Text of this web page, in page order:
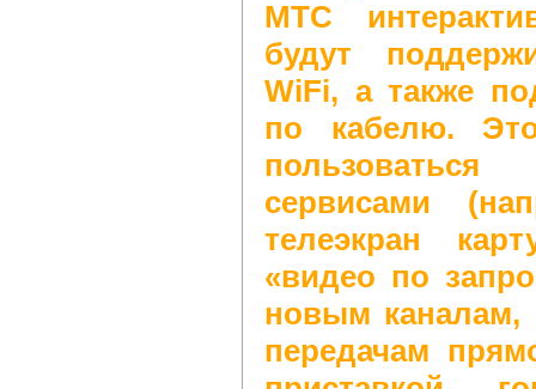
МТС
будут
WiFi, а также
по кабелю.
сервисами
телеэкран
«видео по
новым
передачам